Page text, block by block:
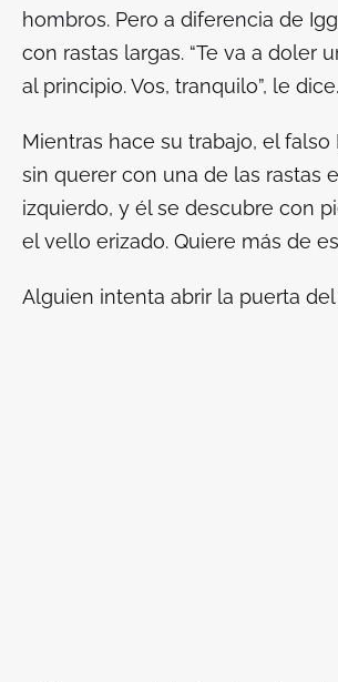
hombros. Pero a diferencia de
con rastas largas. “Te va a doler
al principio. Vos, tranquilo”, le dice.
Mientras hace su trabajo, el falso
sin querer con una de las rastas
izquierdo, y él se descubre con
el vello erizado. Quiere más de
Alguien intenta abrir la puerta del